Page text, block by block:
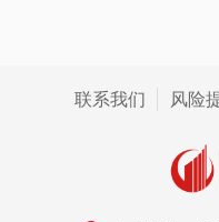
联系我们 风险